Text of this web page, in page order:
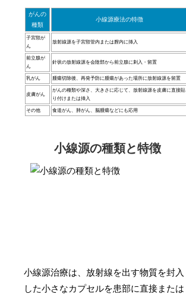
がんの
種類
小線源療法の特徴
子宮頸が
ん
放射線源を子宮頸管内または膣内に挿入
前立腺が
ん
針状の放射線源を会陰部から前立腺に刺入・留置
乳がん 腫瘍切除後、再発予防に腫瘍があった場所に放射線源を留置
皮膚がん
がんの種類や深さ、大きさに応じて、放射線源を皮膚に直接貼
り付けまたは挿入
その他 食道がん、肺がん、脳腫瘍などにも応用
小線源の種類と特徴
小線源治療は、放射線を出す物質を封入
した小さなカプセルを患部に直接または